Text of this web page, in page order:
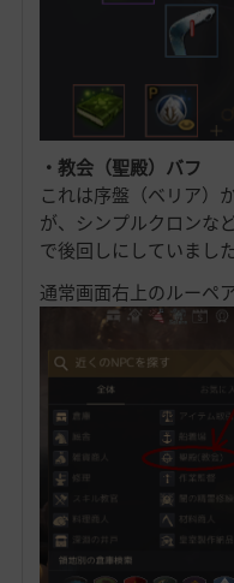
・教会（聖殿）バフ
これは序盤（ベリア）
が、シンプルクロンな
で後回しにしていました
通常画面右上のルーペ